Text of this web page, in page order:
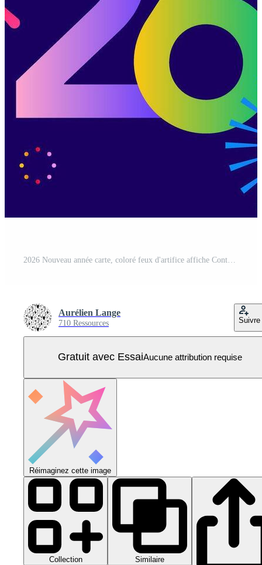
Aurélien Lange
710 Ressources Suivre
Gratuit avec EssaiAucune attribution requise
Réimaginez cette image
Collection Similaire